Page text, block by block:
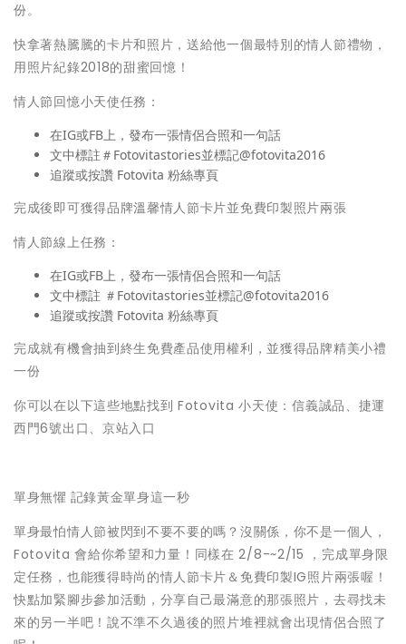
份。
快拿著熱騰騰的卡片和照片，送給他一個最特別的情人節禮物，
用照片紀錄2018的甜蜜回憶！
情人節回憶小天使任務：
在IG或FB上，發布一張情侶合照和一句話
文中標註＃Fotovitastories並標記@fotovita2016
追蹤或按讚 Fotovita 粉絲專頁
完成後即可獲得品牌溫馨情人節卡片並免費印製照片兩張
情人節線上任務：
在IG或FB上，發布一張情侶合照和一句話
文中標註 ＃Fotovitastories並標記@fotovita2016
追蹤或按讚 Fotovita 粉絲專頁
完成就有機會抽到終生免費產品使用權利，並獲得品牌精美小禮
一份
你可以在以下這些地點找到 Fotovita 小天使：信義誠品、捷運
西門6號出口、京站入口
單身無懼 記錄黃金單身這一秒
單身最怕情人節被閃到不要不要的嗎？沒關係，你不是一個人，
Fotovita 會給你希望和力量！同樣在 2/8-~2/15 ，完成單身限
定任務，也能獲得時尚的情人節卡片＆免費印製IG照片兩張喔！
快點加緊腳步參加活動，分享自己最滿意的那張照片，去尋找未
來的另一半吧！說不準不久過後的照片堆裡就會出現情侶合照了